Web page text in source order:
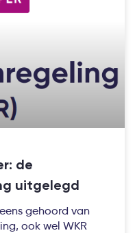
de
uitgelegd
gehoord van
ook wel WKR